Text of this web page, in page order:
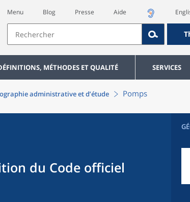
Menu Blog Presse Aide
MÉTHODES ET QUALITÉ SERVICES
administrative et d’étude Pomps
du Code officiel